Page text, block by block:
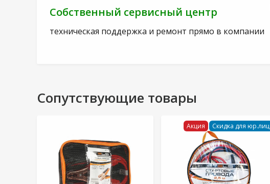
Собственный сервисный центр
техническая поддержка и ремонт прямо в компании
Сопутствующие товары
Акция Скидка для юр.лиц